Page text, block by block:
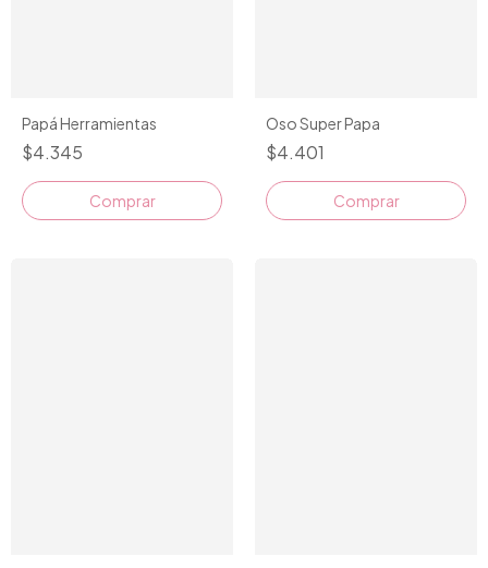
Papá Herramientas
$4.345
Comprar
Oso Super Papa
$4.401
Comprar